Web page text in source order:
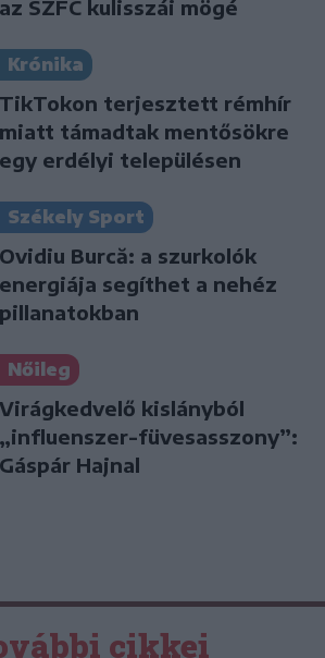
az SZFC kulisszái mögé
Krónika
TikTokon terjesztett rémhír
miatt támadtak mentősökre
egy erdélyi településen
Székely Sport
Ovidiu Burcă: a szurkolók
energiája segíthet a nehéz
pillanatokban
Nőileg
Virágkedvelő kislányból
„influenszer-füvesasszony”:
Gáspár Hajnal
cikkei